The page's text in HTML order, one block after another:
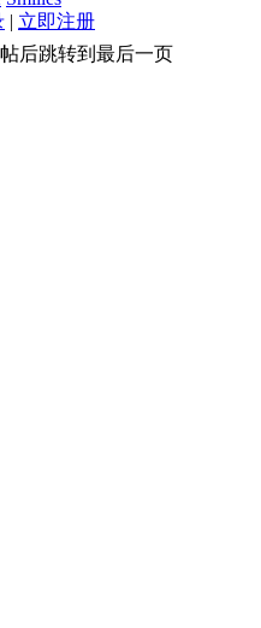
| 立即注册
后跳转到最后一页